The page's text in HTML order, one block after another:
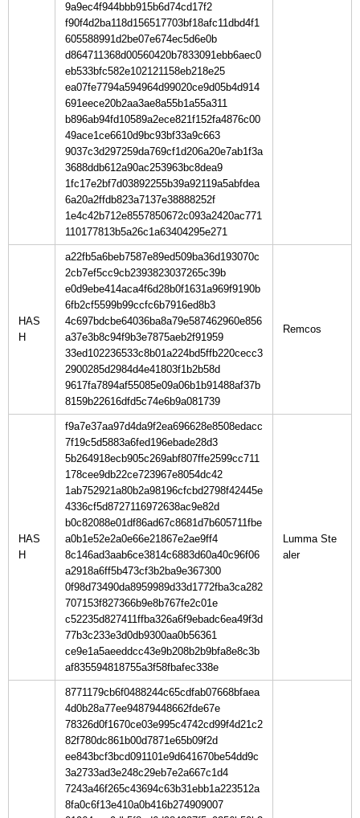
9a9ec4f944bbb915b6d74cd17f2
f90f4d2ba118d156517703bf18afc11dbd4f1
605588991d2be07e674ec5d6e0b
d864711368d00560420b7833091ebb6aec0
eb533bfc582e102121158eb218e25
ea07fe7794a594964d99020ce9d05b4d914
691eece20b2aa3ae8a55b1a55a311
b896ab94fd10589a2ece821f152fa4876c00
49ace1ce6610d9bc93bf33a9c663
9037c3d297259da769cf1d206a20e7ab1f3a
3688ddb612a90ac253963bc8dea9
1fc17e2bf7d03892255b39a92119a5abfdea
6a20a2ffdb823a7137e38888252f
1e4c42b712e8557850672c093a2420ac771
110177813b5a26c1a63404295e271
HAS
H
a22fb5a6beb7587e89ed509ba36d193070c
2cb7ef5cc9cb2393823037265c39b
e0d9ebe414aca4f6d28b0f1631a969f9190b
6fb2cf5599b99ccfc6b7916ed8b3
4c697bdcbe64036ba8a79e587462960e856
a37e3b8c94f9b3e7875aeb2f91959
33ed102236533c8b01a224bd5ffb220cecc3
2900285d2984d4e41803f1b2b58d
9617fa7894af55085e09a06b1b91488af37b
8159b22616dfd5c74e6b9a081739
HAS
H
f9a7e37aa97d4da9f2ea696628e8508edacc
7f19c5d5883a6fed196ebade28d3
5b264918ecb905c269abf807ffe2599cc711
178cee9db22ce723967e8054dc42
1ab752921a80b2a98196cfcbd2798f42445e
4336cf5d8727116972638ac9e82d
b0c82088e01df86ad67c8681d7b605711fbe
a0b1e52e2a0e66e21867e2ae9ff4
8c146ad3aab6ce3814c6883d60a40c96f06
a2918a6ff5b473cf3b2ba9e367300
0f98d73490da8959989d33d1772fba3ca282
707153f827366b9e8b767fe2c01e
c52235d827411ffba326a6f9ebadc6ea49f3d
77b3c233e3d0db9300aa0b56361
ce9e1a5aeeddcc43e9b208b2b9bfa8e8c3b
af835594818755a3f58fbafec338e
Lumma Ste
8771179cb6f0488244c65cdfab07668bfaea
4d0b28a77ee94879448662fde67e
78326d0f1670ce03e995c4742cd99f4d21c2
82f780dc861b00d7871e65b09f2d
ee843bcf3bcd091101e9d641670be54dd9c
3a2733ad3e248c29eb7e2a667c1d4
7243a46f265c43694c63b31ebb1a223512a
8fa0c6f13e410a0b416b274909007